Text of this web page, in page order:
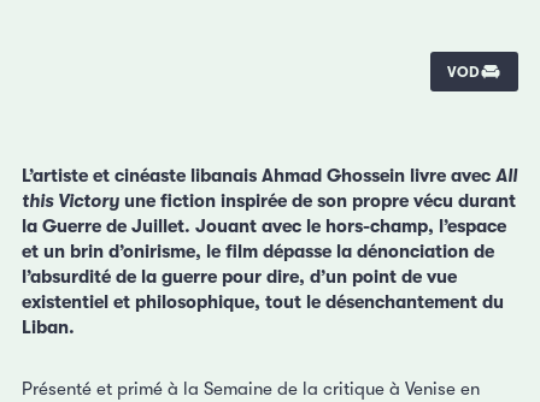
VOD
L’artiste et cinéaste libanais Ahmad Ghossein livre avec All
this Victory une fiction inspirée de son propre vécu durant
la Guerre de Juillet. Jouant avec le hors-champ, l’espace
et un brin d’onirisme, le film dépasse la dénonciation de
l’absurdité de la guerre pour dire, d’un point de vue
existentiel et philosophique, tout le désenchantement du
Liban.
Présenté et primé à la Semaine de la critique à Venise en